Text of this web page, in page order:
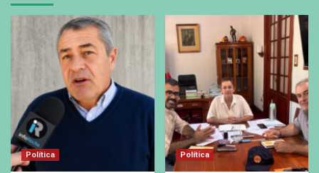
Política Política